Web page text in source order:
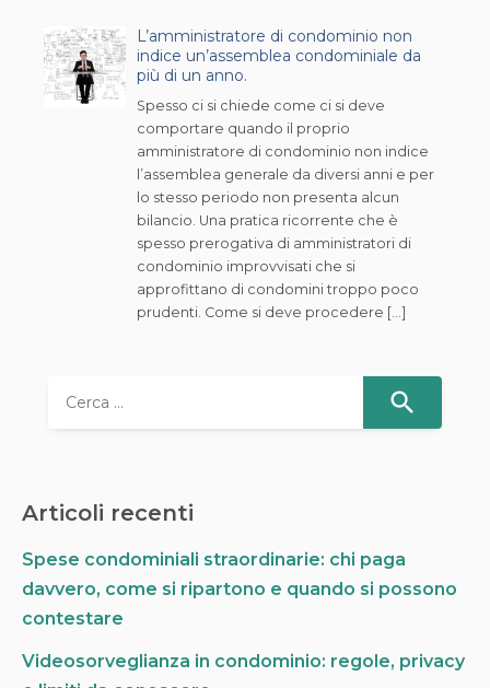
L’amministratore di condominio non
indice un’assemblea condominiale da
più di un anno.
Spesso ci si chiede come ci si deve
comportare quando il proprio
amministratore di condominio non indice
l’assemblea generale da diversi anni e per
lo stesso periodo non presenta alcun
bilancio. Una pratica ricorrente che è
spesso prerogativa di amministratori di
condominio improvvisati che si
approfittano di condomini troppo poco
prudenti. Come si deve procedere […]
c
p
e
r
Articoli recenti
Spese condominiali straordinarie: chi paga
davvero, come si ripartono e quando si possono
contestare
Videosorveglianza in condominio: regole, privacy